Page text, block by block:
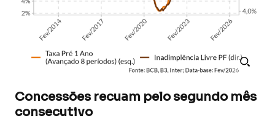
Concessões recuam pelo segundo mês
consecutivo